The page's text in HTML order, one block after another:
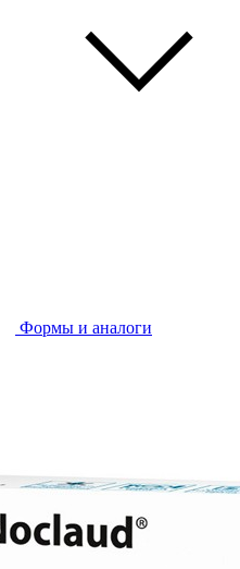
Формы и аналоги